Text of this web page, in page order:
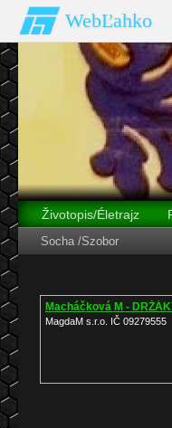
WebĽahko
Životopis/Életrajz
Dobová tlač
Socha /Szobor
Macháčková M -
MagdaM s.r.o. IČ 09279555